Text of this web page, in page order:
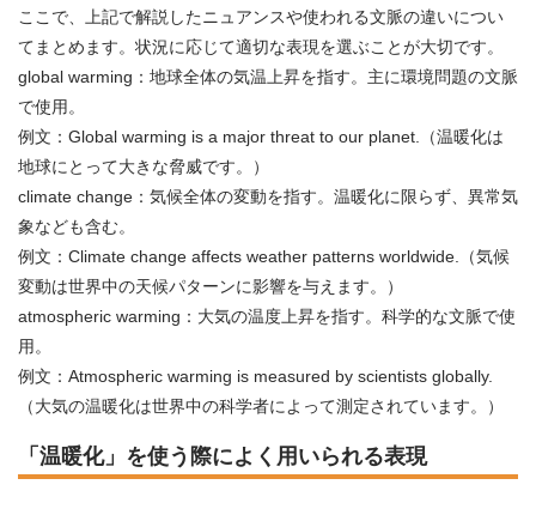
ここで、上記で解説したニュアンスや使われる文脈の違いについ
てまとめます。状況に応じて適切な表現を選ぶことが大切です。
global warming：地球全体の気温上昇を指す。主に環境問題の文脈
で使用。
例文：Global warming is a major threat to our planet.（温暖化は
地球にとって大きな脅威です。）
climate change：気候全体の変動を指す。温暖化に限らず、異常気
象なども含む。
例文：Climate change affects weather patterns worldwide.（気候
変動は世界中の天候パターンに影響を与えます。）
atmospheric warming：大気の温度上昇を指す。科学的な文脈で使
用。
例文：Atmospheric warming is measured by scientists globally.
（大気の温暖化は世界中の科学者によって測定されています。）
「温暖化」を使う際によく用いられる表現